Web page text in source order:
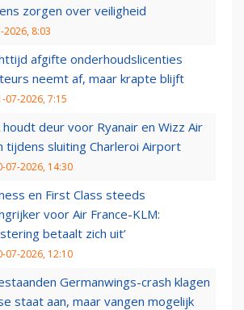
zorgen over veiligheid
2026, 8:03
afgifte onderhoudslicenties
neemt af, maar krapte blijft
07-2026, 7:15
houdt deur voor Ryanair en Wizz Air
tijdens sluiting Charleroi Airport
07-2026, 14:30
en First Class steeds
voor Air France-KLM:
betaalt zich uit’
07-2026, 12:10
Germanwings-crash klagen
staat aan, maar vangen mogelijk